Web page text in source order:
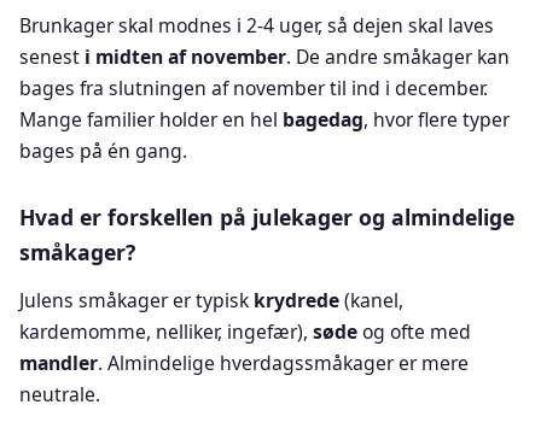
Brunkager skal modnes i 2-4 uger, så dejen skal laves
senest i midten af november. De andre småkager kan
bages fra slutningen af november til ind i december.
Mange familier holder en hel bagedag, hvor flere typer
bages på én gang.
Hvad er forskellen på julekager og almindelige
småkager?
Julens småkager er typisk krydrede(kanel,
kardemomme, nelliker, ingefær), sødeog ofte med
mandler. Almindelige hverdagssmåkager er mere
neutrale.